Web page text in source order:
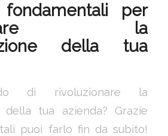
per
la
della tua
di rivoluzionare la
della tua azienda? Grazie
puoi farlo fin da subito!